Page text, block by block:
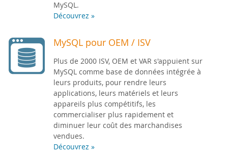
MySQL.
Découvrez »
MySQL pour OEM / ISV
Plus de 2000 ISV, OEM et VAR s'appuient sur
MySQL comme base de données intégrée à
leurs produits, pour rendre leurs
applications, leurs matériels et leurs
appareils plus compétitifs, les
commercialiser plus rapidement et
diminuer leur coût des marchandises
vendues.
Découvrez »